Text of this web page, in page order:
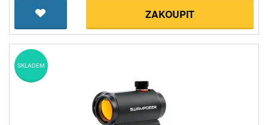
ZAKOUPIT
SKLADEM